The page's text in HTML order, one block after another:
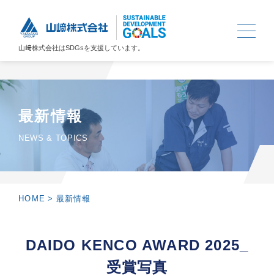
山﨑株式会社はSDGsを支援しています。
最新情報
NEWS & TOPICS
HOME > 最新情報
DAIDO KENCO AWARD 2025_
受賞写真